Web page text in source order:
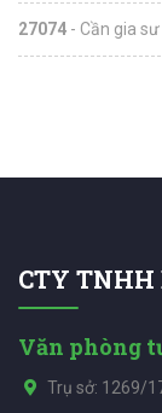
27074 - Cần gia
CTY TNHH
Văn phòng
Trụ sở: 1269/